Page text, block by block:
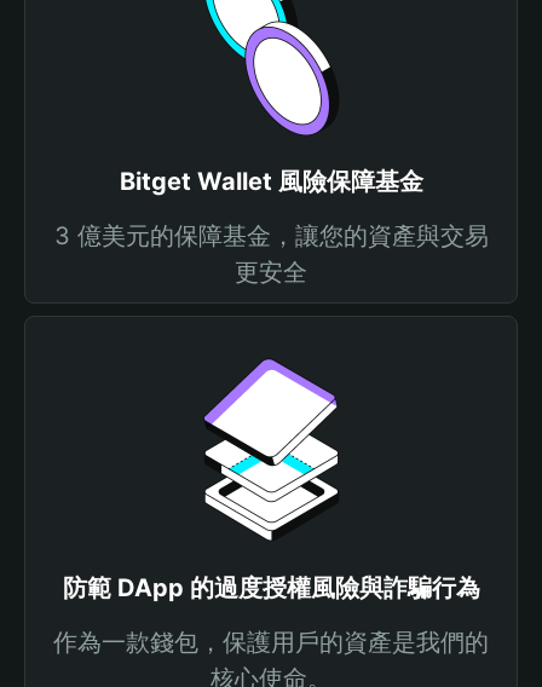
Bitget Wallet 風險保障基金
3 億美元的保障基金，讓您的資產與交易
更安全
防範 DApp 的過度授權風險與詐騙行為
作為一款錢包，保護用戶的資產是我們的
核心使命。